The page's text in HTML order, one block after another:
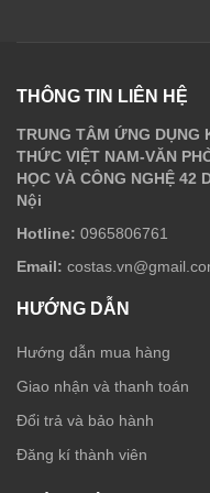
THÔNG TIN LIÊN HỆ
TRUNG TÂM ỨNG DỤNG
THỨC VIỆT NAM-VĂN
HỌC VÀ CÔNG NGHỆ
Nội
Hotline: 0965806761
Email:
HƯỚNG DẪN
Hướng dẫn mua hàng
Giao nhận và thanh toán
Đổi trả và bảo hành
Đăng kí thành viên